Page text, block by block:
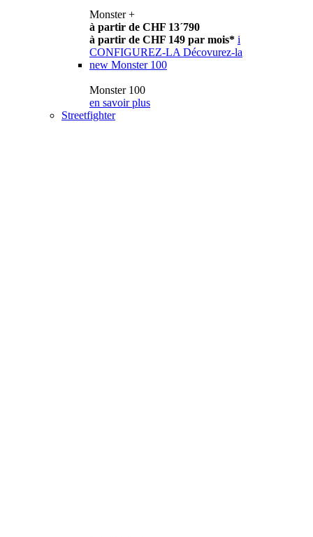
Monster +
à partir de CHF 13´790
à partir de CHF 149 par mois* i
CONFIGUREZ-LA Décovurez-la
new Monster 100
Monster 100
en savoir plus
Streetfighter